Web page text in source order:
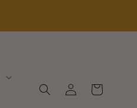
sessão
Carrinho